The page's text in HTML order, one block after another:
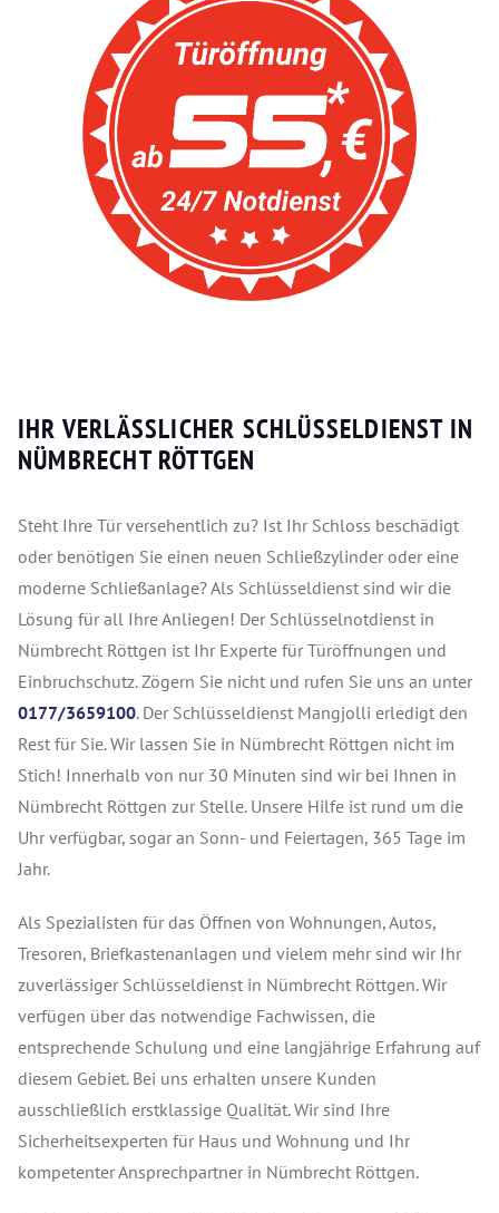
IHR VERLÄSSLICHER SCHLÜSSELDIENST IN
NÜMBRECHT RÖTTGEN
Steht Ihre Tür versehentlich zu? Ist Ihr Schloss beschädigt
oder benötigen Sie einen neuen Schließzylinder oder eine
moderne Schließanlage? Als Schlüsseldienst sind wir die
Lösung für all Ihre Anliegen! Der Schlüsselnotdienst in
Nümbrecht Röttgen ist Ihr Experte für Türöffnungen und
Einbruchschutz. Zögern Sie nicht und rufen Sie uns an unter
0177/3659100. Der Schlüsseldienst Mangjolli erledigt den
Rest für Sie. Wir lassen Sie in Nümbrecht Röttgen nicht im
Stich! Innerhalb von nur 30 Minuten sind wir bei Ihnen in
Nümbrecht Röttgen zur Stelle. Unsere Hilfe ist rund um die
Uhr verfügbar, sogar an Sonn- und Feiertagen, 365 Tage im
Jahr.
Als Spezialisten für das Öffnen von Wohnungen, Autos,
Tresoren, Briefkastenanlagen und vielem mehr sind wir Ihr
zuverlässiger Schlüsseldienst in Nümbrecht Röttgen. Wir
verfügen über das notwendige Fachwissen, die
entsprechende Schulung und eine langjährige Erfahrung auf
diesem Gebiet. Bei uns erhalten unsere Kunden
ausschließlich erstklassige Qualität. Wir sind Ihre
Sicherheitsexperten für Haus und Wohnung und Ihr
kompetenter Ansprechpartner in Nümbrecht Röttgen.